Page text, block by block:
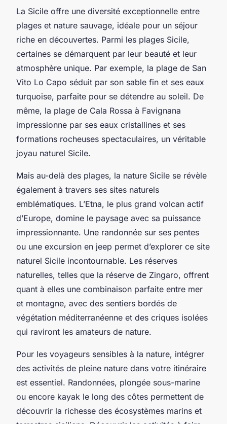
La Sicile offre une diversité exceptionnelle entre
plages et nature sauvage, idéale pour un séjour
riche en découvertes. Parmi les plages Sicile,
certaines se démarquent par leur beauté et leur
atmosphère unique. Par exemple, la plage de San
Vito Lo Capo séduit par son sable fin et ses eaux
turquoise, parfaite pour se détendre au soleil. De
même, la plage de Cala Rossa à Favignana
impressionne par ses eaux cristallines et ses
formations rocheuses spectaculaires, un véritable
joyau naturel Sicile.
Mais au-delà des plages, la nature Sicile se révèle
également à travers ses sites naturels
emblématiques. L’Etna, le plus grand volcan actif
d’Europe, domine le paysage avec sa puissance
impressionnante. Une randonnée sur ses pentes
ou une excursion en jeep permet d’explorer ce site
naturel Sicile incontournable. Les réserves
naturelles, telles que la réserve de Zingaro, offrent
quant à elles une combinaison parfaite entre mer
et montagne, avec des sentiers bordés de
végétation méditerranéenne et des criques isolées
qui raviront les amateurs de nature.
Pour les voyageurs sensibles à la nature, intégrer
des activités de pleine nature dans votre itinéraire
est essentiel. Randonnées, plongée sous-marine
ou encore kayak le long des côtes permettent de
découvrir la richesse des écosystèmes marins et